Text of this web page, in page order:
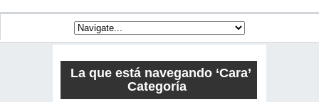
La que está navegando ‘Cara’
Categoría